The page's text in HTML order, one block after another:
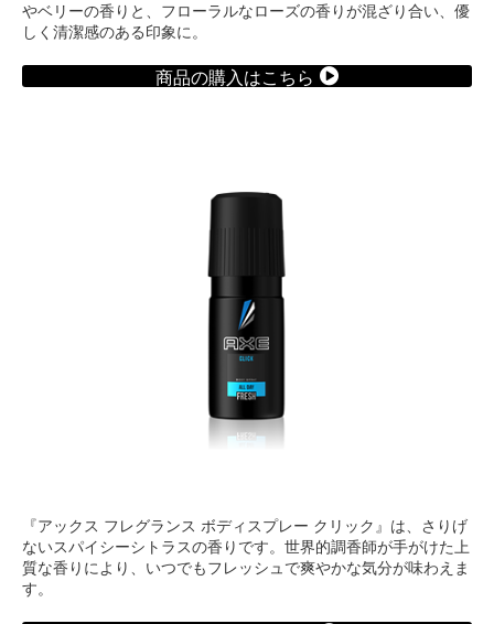
やベリーの香りと、フローラルなローズの香りが混ざり合い、優
しく清潔感のある印象に。
商品の購入はこちら
『アックス フレグランス ボディスプレー クリック』は、さりげ
ないスパイシーシトラスの香りです。世界的調香師が手がけた上
質な香りにより、いつでもフレッシュで爽やかな気分が味わえま
す。